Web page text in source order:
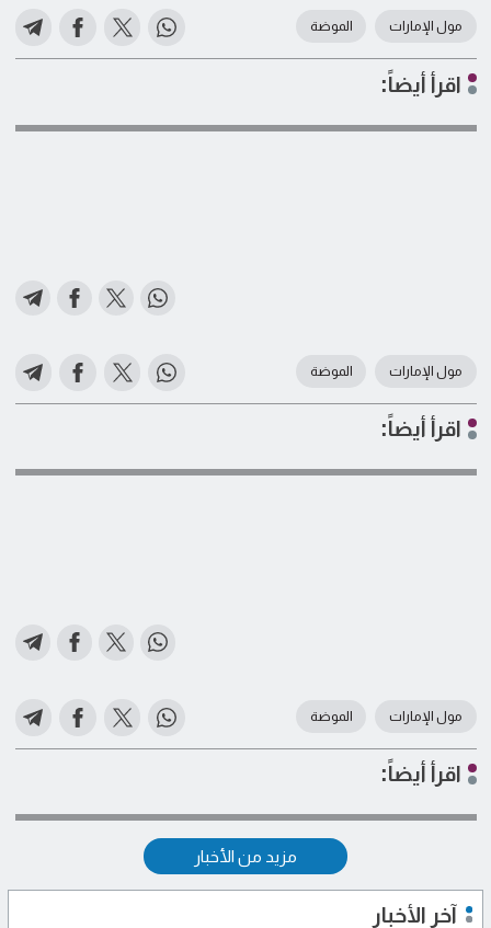
مول الإمارات الموضة
اقرأ أيضاً:
مول الإمارات الموضة
اقرأ أيضاً:
مول الإمارات الموضة
اقرأ أيضاً:
مزيد من الأخبار
آخر الأخبار